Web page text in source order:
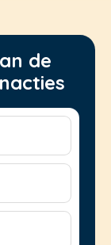
de